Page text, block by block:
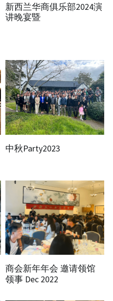
新西兰华商俱乐部2024演
讲晚宴暨
中秋Party2023
商会新年年会 邀请领馆
领事 Dec 2022